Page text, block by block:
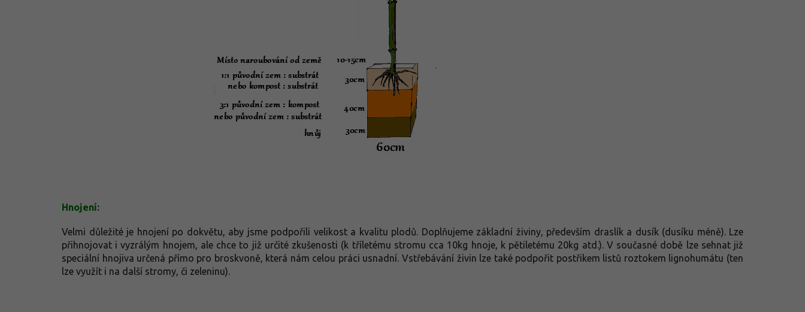
Hnojení:
Velmi důležité je hnojení po dokvětu, aby jsme podpořili velikost a kvalitu plodů. Doplňujeme základní živiny, především draslík a dusík (dusíku méně). Lze
přihnojovat i vyzrálým hnojem, ale chce to již určité zkušenosti (k tříletému stromu cca 10kg hnoje, k pětiletému 20kg atd.). V současné době lze sehnat již
speciální hnojiva určená přímo pro broskvoně, která nám celou práci usnadní. Vstřebávání živin lze také podpořit postřikem listů roztokem lignohumátu (ten
lze využít i na další stromy, či zeleninu).